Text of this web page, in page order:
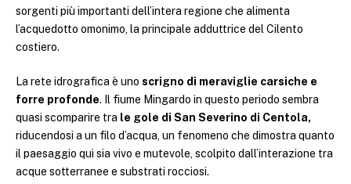
sorgenti più importanti dell’intera regione che alimenta
l’acquedotto omonimo, la principale adduttrice del Cilento
costiero.
La rete idrografica è uno scrigno di meraviglie carsiche e
forre profonde. Il fiume Mingardo in questo periodo sembra
quasi scomparire tra le gole di San Severino di Centola,
riducendosi a un filo d’acqua, un fenomeno che dimostra quanto
il paesaggio qui sia vivo e mutevole, scolpito dall’interazione tra
acque sotterranee e substrati rocciosi.